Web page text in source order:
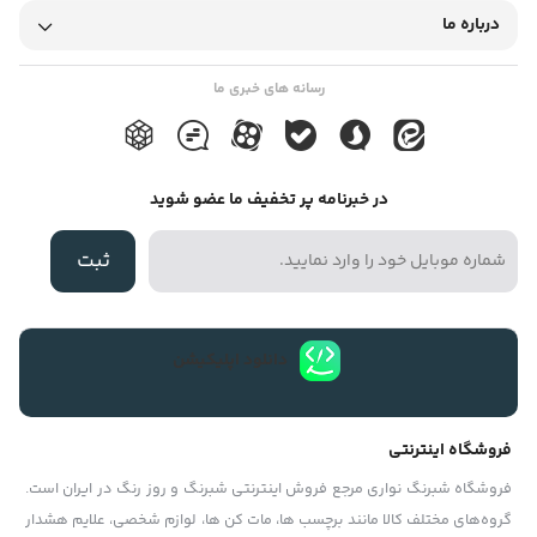
سازوکار قصد داریم که شما را در زمینه خرید شیشه مات کن راهنمایی
کنیم و نکاتی که در این خصوص باید به یاد داشته باشید را در اختیارتان
جدا سازی فضاهای مختلف در خانه، ادارات، آپارتمان ها و… به کار می رود
و دارای انواع مختلفی است که هر کدام از آنها را در شرایط مناسب خود به
کار می برند. انواع شیشه مات کن ها عبارتند از نمونه های: “طرح دار،
ساخت به بیرون دید داشته باشیم و از بیرون، داخل ساختمان معلوم
دهید، بهترین گزینه برای شما شیشه مات کن رنگی خواهد بود و از
درباره ما
رسانه های خبری ما
در خبرنامه پر تخفیف ما عضو شوید
ثبت
فروشگاه اینترنتی
فروشگاه شبرنگ نواری مرجع فروش اینترنتی شبرنگ و روز رنگ در ایران است.
گروه‏‏‌های مختلف کالا مانند برچسب ها، مات کن ها، لوازم شخصی، علایم هشدار